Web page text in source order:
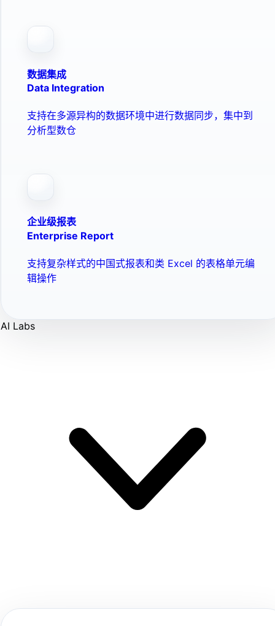
数据集成
Data Integration
支持在多源异构的数据环境中进行数据同步，集中到
分析型数仓
企业级报表
Enterprise Report
支持复杂样式的中国式报表和类 Excel 的表格单元编
辑操作
AI Labs